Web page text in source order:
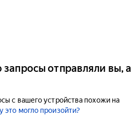
отправляли вы, а
с вашего устройства похожи на
это могло произойти?